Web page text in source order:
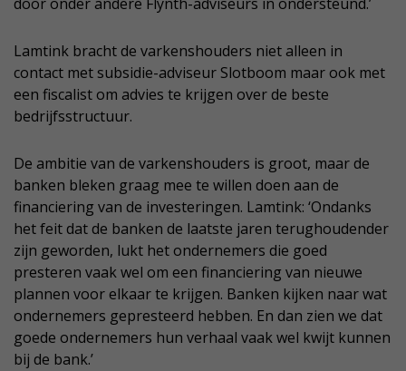
door onder andere Flynth-adviseurs in ondersteund.’
Lamtink bracht de varkenshouders niet alleen in
contact met subsidie-adviseur Slotboom maar ook met
een fiscalist om advies te krijgen over de beste
bedrijfsstructuur.
De ambitie van de varkenshouders is groot, maar de
banken bleken graag mee te willen doen aan de
financiering van de investeringen. Lamtink: ‘Ondanks
het feit dat de banken de laatste jaren terughoudender
zijn geworden, lukt het ondernemers die goed
presteren vaak wel om een financiering van nieuwe
plannen voor elkaar te krijgen. Banken kijken naar wat
ondernemers gepresteerd hebben. En dan zien we dat
goede ondernemers hun verhaal vaak wel kwijt kunnen
bij de bank.’